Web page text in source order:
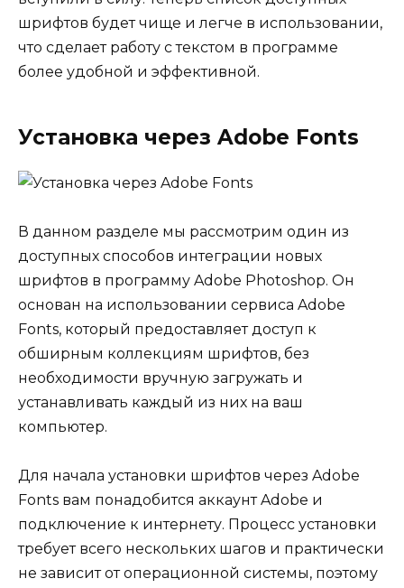
шрифтов будет чище и легче в использовании,
что сделает работу с текстом в программе
более удобной и эффективной.
Установка через Adobe Fonts
В данном разделе мы рассмотрим один из
доступных способов интеграции новых
шрифтов в программу Adobe Photoshop. Он
основан на использовании сервиса Adobe
Fonts, который предоставляет доступ к
обширным коллекциям шрифтов, без
необходимости вручную загружать и
устанавливать каждый из них на ваш
компьютер.
Для начала установки шрифтов через Adobe
Fonts вам понадобится аккаунт Adobe и
подключение к интернету. Процесс установки
требует всего нескольких шагов и практически
не зависит от операционной системы, поэтому